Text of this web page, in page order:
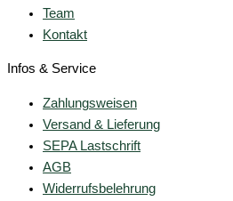
Team
Kontakt
Infos & Service
Zahlungsweisen
Versand & Lieferung
SEPA Lastschrift
AGB
Widerrufsbelehrung